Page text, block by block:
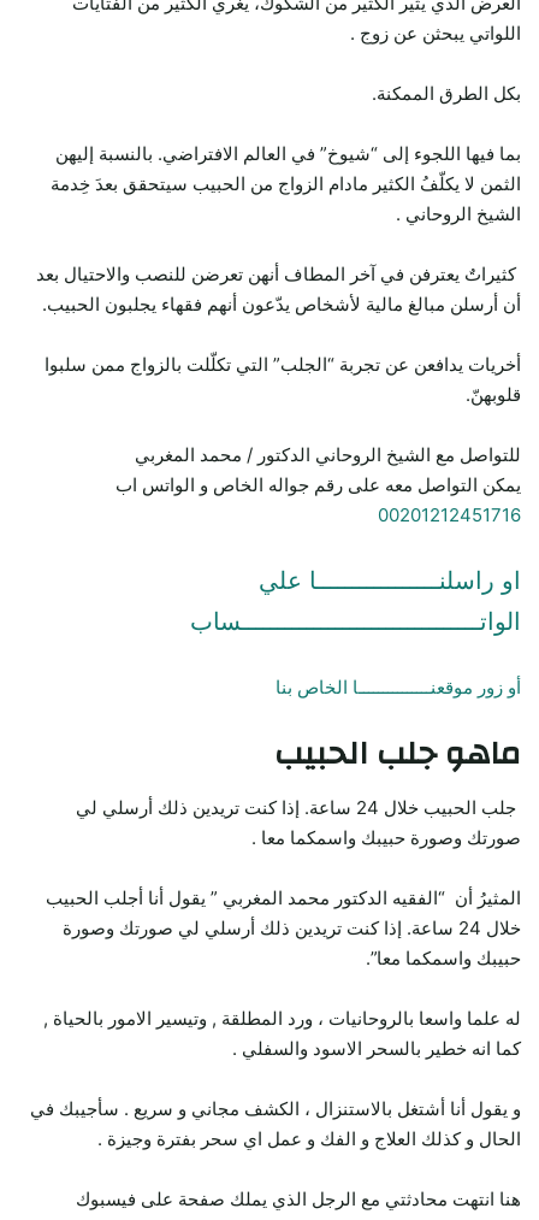
اللواتي يبحثن عن زوج .
بكل الطرق الممكنة.
بما فيها اللجوء إلى “شيوخ” في العالم الافتراضي. بالنسبة إليهن
الثمن لا يكلّفُ الكثير مادام الزواج من الحبيب سيتحقق بعدَ خِدمة
الشيخ الروحاني .
كثيراتٌ يعترفن في آخر المطاف أنهن تعرضن للنصب والاحتيال بعد
أن أرسلن مبالغ مالية لأشخاص يدّعون أنهم فقهاء يجلبون الحبيب.
أخريات يدافعن عن تجربة “الجلب” التي تكلّلت بالزواج ممن سلبوا
قلوبهنّ.
للتواصل مع الشيخ الروحاني الدكتور / محمد المغربي
يمكن التواصل معه على رقم جواله الخاص و الواتس اب
00201212451716
او راسلنـــــــــــــــــا علي
الواتـــــــــــــــــــــــــــــــــساب
أو زور موقعنـــــــــــــــا الخاص بنا
ماهو جلب الحبيب
جلب الحبيب خلال 24 ساعة. إذا كنت تريدين ذلك أرسلي لي
صورتك وصورة حبيبك واسمكما معا .
المثيرُ أن “الفقيه الدكتور محمد المغربي ” يقول أنا أجلب الحبيب
خلال 24 ساعة. إذا كنت تريدين ذلك أرسلي لي صورتك وصورة
حبيبك واسمكما معا”.
له علما واسعا بالروحانيات ، ورد المطلقة , وتيسير الامور بالحياة ,
كما انه خطير بالسحر الاسود والسفلي .
و يقول أنا أشتغل بالاستنزال ، الكشف مجاني و سريع . سأجيبك في
الحال و كذلك العلاج و الفك و عمل اي سحر بفترة وجيزة .
هنا انتهت محادثتي مع الرجل الذي يملك صفحة على فيسبوك